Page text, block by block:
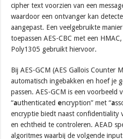
cipher text voorzien van een
waardoor een ontvanger kan
aangepast. Een veelgebruikte
toepassen AES-CBC met een
Poly1305 gebruikt hiervoor.
Bij AES-GCM (AES Gallois Counter
automatisch ingebakken en hoef je
passen. AES-GCM is een voorbeeld
“authenticated encryption” met “a
encryptie biedt naast confidentiality
en echtheid te controleren. AEAD
algoritmes waarbij de volgende